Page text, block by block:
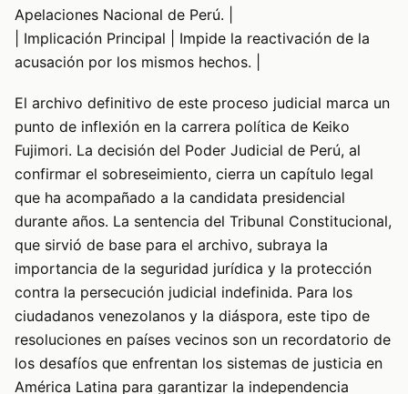
Apelaciones Nacional de Perú. |
| Implicación Principal | Impide la reactivación de la
acusación por los mismos hechos. |
El archivo definitivo de este proceso judicial marca un
punto de inflexión en la carrera política de Keiko
Fujimori. La decisión del Poder Judicial de Perú, al
confirmar el sobreseimiento, cierra un capítulo legal
que ha acompañado a la candidata presidencial
durante años. La sentencia del Tribunal Constitucional,
que sirvió de base para el archivo, subraya la
importancia de la seguridad jurídica y la protección
contra la persecución judicial indefinida. Para los
ciudadanos venezolanos y la diáspora, este tipo de
resoluciones en países vecinos son un recordatorio de
los desafíos que enfrentan los sistemas de justicia en
América Latina para garantizar la independencia